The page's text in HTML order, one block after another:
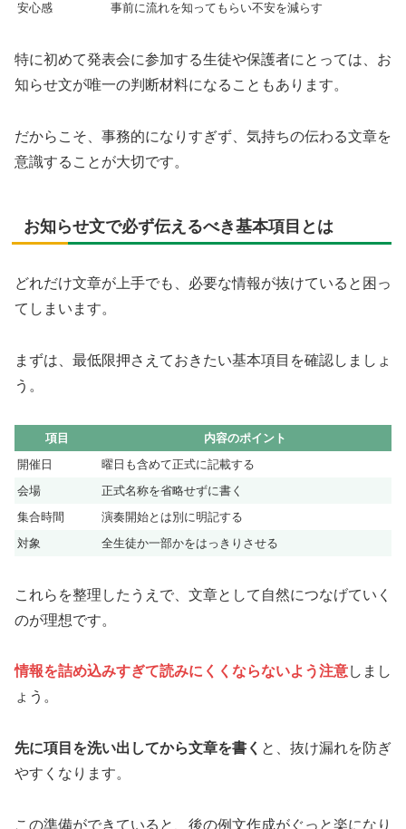
安心感
事前に流れを知ってもらい不安を減らす
特に初めて発表会に参加する生徒や保護者にとっては、お
知らせ文が唯一の判断材料になることもあります。
だからこそ、事務的になりすぎず、気持ちの伝わる文章を
意識することが大切です。
お知らせ文で必ず伝えるべき基本項目とは
どれだけ文章が上手でも、必要な情報が抜けていると困っ
てしまいます。
まずは、最低限押さえておきたい基本項目を確認しましょ
う。
項目
内容のポイント
開催日
曜日も含めて正式に記載する
会場
正式名称を省略せずに書く
集合時間
演奏開始とは別に明記する
対象
全生徒か一部かをはっきりさせる
これらを整理したうえで、文章として自然につなげていく
のが理想です。
情報を詰め込みすぎて読みにくくならないよう注意しまし
ょう。
先に項目を洗い出してから文章を書く と、抜け漏れを防ぎ
やすくなります。
この準備ができていると、後の例文作成がぐっと楽になり